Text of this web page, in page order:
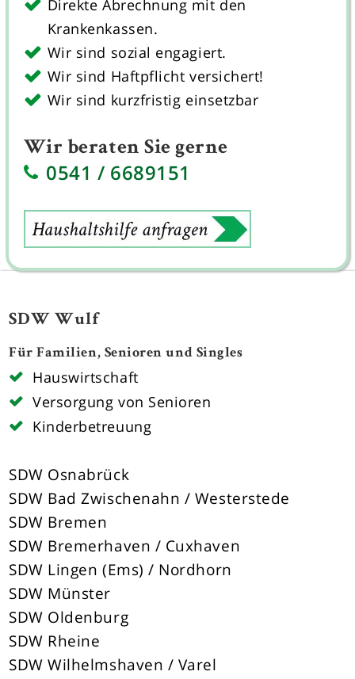
Direkte Abrechnung mit den
Krankenkassen.
Wir sind sozial engagiert.
Wir sind Haftpflicht versichert!
Wir sind kurzfristig einsetzbar
Wir beraten Sie gerne
0541 / 6689151
SDW Wulf
Für Familien, Senioren und Singles
Hauswirtschaft
Versorgung von Senioren
Kinderbetreuung
SDW Osnabrück
SDW Bad Zwischenahn / Westerstede
SDW Bremen
SDW Bremerhaven / Cuxhaven
SDW Lingen (Ems) / Nordhorn
SDW Münster
SDW Oldenburg
SDW Rheine
SDW Wilhelmshaven / Varel